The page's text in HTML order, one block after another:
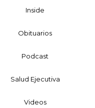
Inside
Obituarios
Podcast
Salud Ejecutiva
Videos